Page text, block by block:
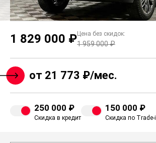
1 829 000 ₽Цена без скидок:
1 959 000 ₽
от 21 773 ₽/мес.
250 000 ₽
Скидка в кредит
150 000 ₽
Скидка по Trade-